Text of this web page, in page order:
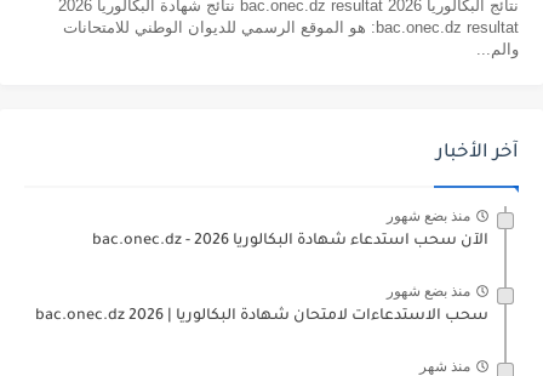
نتائج البكالوريا 2026 bac.onec.dz resultat نتائج شهادة البكالوريا 2026
bac.onec.dz resultat: هو الموقع الرسمي للديوان الوطني للامتحانات
والم...
آخر الأخبار
منذ بضع شهور
الآن سحب استدعاء شهادة البكالوريا bac.onec.dz - 2026
منذ بضع شهور
سحب الاستدعاءات لامتحان شهادة البكالوريا | 2026 bac.onec.dz
منذ شهر